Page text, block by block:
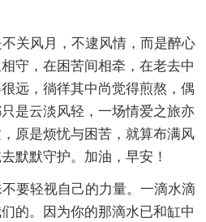
关风月，不逮风情，而是醉心
守，在困苦间相牵，在老去中
远，徜徉其中尚觉得煎熬，偶
是云淡风轻，一场情爱之旅亦
原是烦忧与困苦，就算布满风
默默守护。加油，早安！
要轻视自己的力量。一滴水滴
的。因为你的那滴水已和缸中